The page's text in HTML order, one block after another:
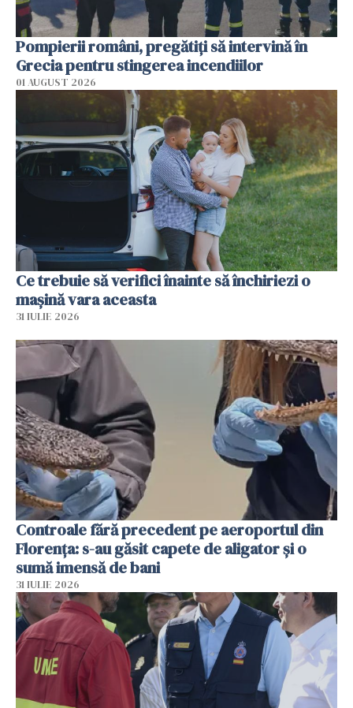
Pompierii români, pregătiţi să intervină în
Grecia pentru stingerea incendiilor
01 AUGUST 2026
Ce trebuie să verifici înainte să închiriezi o
mașină vara aceasta
31 IULIE 2026
Controale fără precedent pe aeroportul din
Florența: s-au găsit capete de aligator și o
sumă imensă de bani
31 IULIE 2026